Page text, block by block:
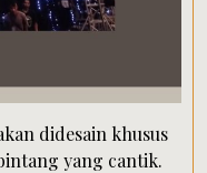
didesain khusus
yang cantik.